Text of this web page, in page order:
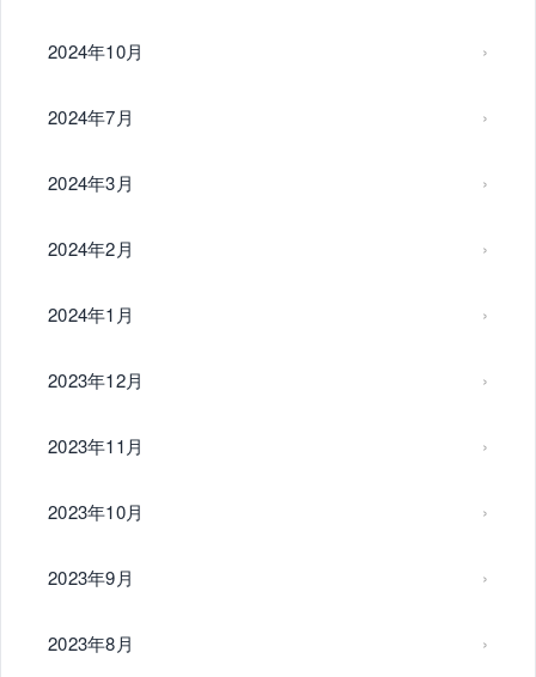
2024年10月
2024年7月
2024年3月
2024年2月
2024年1月
2023年12月
2023年11月
2023年10月
2023年9月
2023年8月